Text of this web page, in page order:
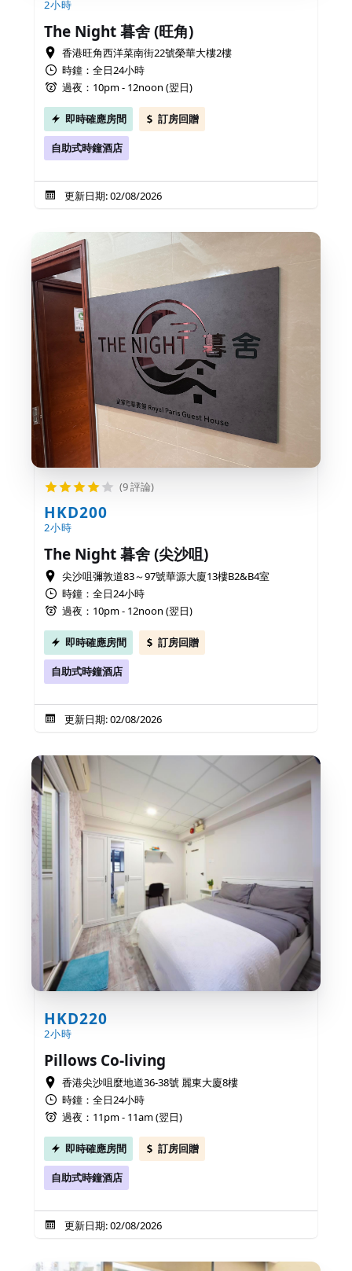
2小時
The Night 暮舍 (旺角)
香港旺角西洋菜南街22號榮華大樓2樓
時鐘：全日24小時
過夜：10pm - 12noon (翌日)
即時確應房間 訂房回贈
自助式時鐘酒店
更新日期: 02/08/2026
(9 評論)
HKD200
2小時
The Night 暮舍 (尖沙咀)
尖沙咀彌敦道83～97號華源大廈13樓B2&B4室
時鐘：全日24小時
過夜：10pm - 12noon (翌日)
即時確應房間 訂房回贈
自助式時鐘酒店
更新日期: 02/08/2026
HKD220
2小時
Pillows Co-living
香港尖沙咀麼地道36-38號 麗東大廈8樓
時鐘：全日24小時
過夜：11pm - 11am (翌日)
即時確應房間 訂房回贈
自助式時鐘酒店
更新日期: 02/08/2026